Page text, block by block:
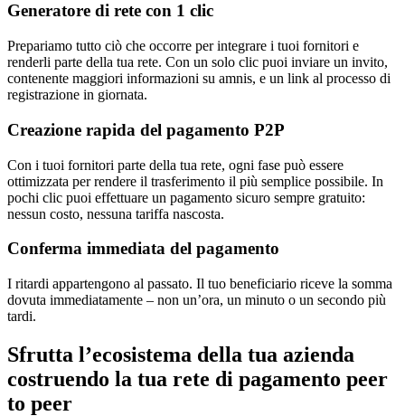
Generatore di rete con 1 clic
Prepariamo tutto ciò che occorre per integrare i tuoi fornitori e
renderli parte della tua rete. Con un solo clic puoi inviare un invito,
contenente maggiori informazioni su amnis, e un link al processo di
registrazione in giornata.
Creazione rapida del pagamento P2P
Con i tuoi fornitori parte della tua rete, ogni fase può essere
ottimizzata per rendere il trasferimento il più semplice possibile. In
pochi clic puoi effettuare un pagamento sicuro sempre gratuito:
nessun costo, nessuna tariffa nascosta.
Conferma immediata del pagamento
I ritardi appartengono al passato. Il tuo beneficiario riceve la somma
dovuta immediatamente – non un’ora, un minuto o un secondo più
tardi.
Sfrutta l’ecosistema della tua azienda
costruendo la tua rete di pagamento peer
to peer